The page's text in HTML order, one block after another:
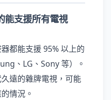
能支援所有電視
都能支援 95% 以上的
、LG、Sony 等）。
遠的雜牌電視，可能
情況。